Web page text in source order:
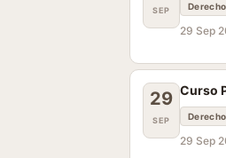
SEP
29 Sep
29
SEP
Curso
29 Sep